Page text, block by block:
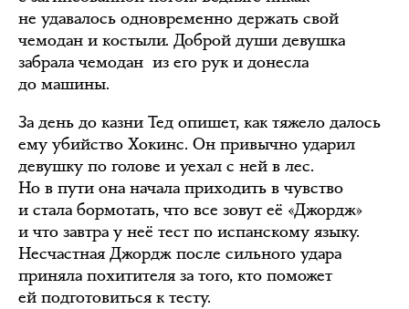
не удавалось одновременно держать свой
чемодан и костыли. Доброй души девушка
забрала чемодан из его рук и донесла
до машины.
За день до казни Тед опишет, как тяжело далось
ему убийство Хокинс. Он привычно ударил
девушку по голове и уехал с ней в лес.
Но в пути она начала приходить в чувство
и стала бормотать, что все зовут её «Джордж»
и что завтра у неё тест по испанскому языку.
Несчастная Джордж после сильного удара
приняла похитителя за того, кто поможет
ей подготовиться к тесту.